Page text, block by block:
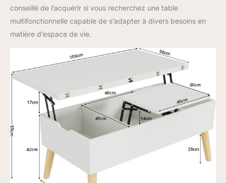
conseillé de l’acquérir si vous recherchez une table
multifonctionnelle capable de s’adapter à divers besoins en
matière d’espace de vie.